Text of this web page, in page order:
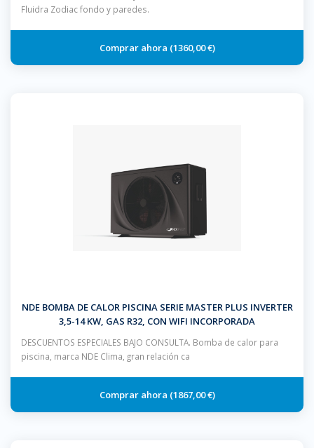
Fluidra Zodiac fondo y paredes.
1360,00 €
NDE BOMBA DE CALOR PISCINA SERIE MASTER PLUS INVERTER
3,5-14 KW, GAS R32, CON WIFI INCORPORADA
DESCUENTOS ESPECIALES BAJO CONSULTA. Bomba de calor para
piscina, marca NDE Clima, gran relación ca
1867,00 €